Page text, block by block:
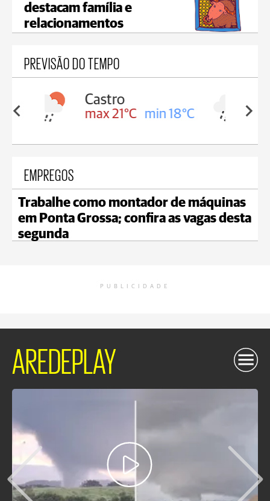
destacam família e
relacionamentos
PREVISÃO DO TEMPO
18°C
Carambeí
max 20°C min 18°C
EMPREGOS
Trabalhe como montador de máquinas
em Ponta Grossa; confira as vagas desta
segunda
PUBLICIDADE
AREDEPLAY